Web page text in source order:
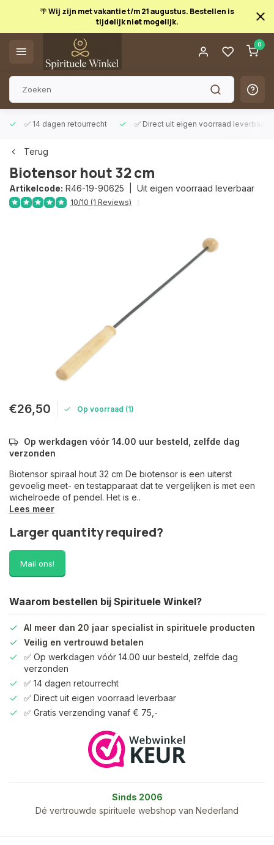
🌴 Wij zijn met vakantie t/m 21 augustus. Bestellen is
tijdelijk niet mogelijk.
0
✅ 14 dagen retourrecht ✅ Direct uit eigen voorraad leverbaar
Terug
Biotensor hout 32 cm
Artikelcode: R46-19-90625 | Uit eigen voorraad leverbaar
10/10 (1 Reviews)
€26,50 Op voorraad (1)
Op werkdagen vóór 14.00 uur besteld, zelfde dag
verzonden
Biotensor spiraal hout 32 cm De biotensor is een uiterst
gevoelig meet- en testapparaat dat te vergelijken is met een
wichelroede of pendel. Het is e..
Lees meer
Larger quantity required?
Mail ons!
Waarom bestellen bij Spirituele Winkel?
Al meer dan 20 jaar specialist in spirituele producten
Veilig en vertrouwd betalen
✅ Op werkdagen vóór 14.00 uur besteld, zelfde dag
verzonden
✅ 14 dagen retourrecht
✅ Direct uit eigen voorraad leverbaar
✅ Gratis verzending vanaf € 75,-
Sinds 2006
Dé vertrouwde spirituele webshop van Nederland